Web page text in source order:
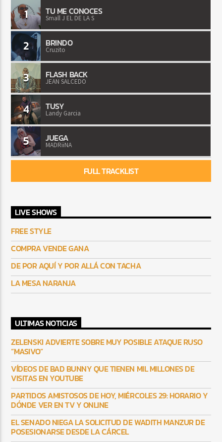
1 TU ME CONOCES
Small J EL DE LA S
2 BRINDO
Cruzito
3 FLASH BACK
JEAN SALCEDO
4 TUSY
Landy Garcia
5 JUEGA
MADRiiNA
FULL TRACKLIST
LIVE SHOWS
FREE STYLE
COMPRA VENDE GANA
DE POR AQUÍ Y POR ALLÁ CON TACHA
LA MESA NARANJA
ULTIMAS NOTICIAS
ZELENSKI ADVIERTE SOBRE MUY POSIBLE ATAQUE RUSO
“MASIVO”
VÍDEOS DE BAD BUNNY QUE TIENEN MIL MILLONES DE
VISITAS EN YOUTUBE
PARTIDOS AMISTOSOS DE HOY, MIÉRCOLES 29: HORARIO Y
DÓNDE VER EN TV Y ONLINE
EL SENADO NIEGA LA SOLICITUD DE WADITH MANZUR DE
POSESIONARSE DESDE LA CÁRCEL